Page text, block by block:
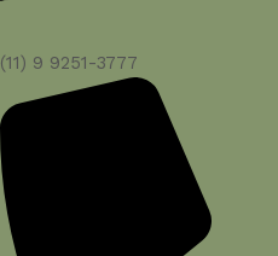
(11) 9 9251-3777